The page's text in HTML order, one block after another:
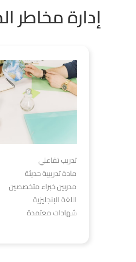
إدارة مخاطر
تدريب تفاعلي
مادة تدريبية حديثة
مدربين خبراء متخصصين
اللغة الإنجليزية
شهادات معتمدة